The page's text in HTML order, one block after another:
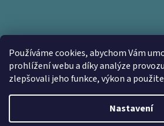
Používáme cookies, abychom Vám
prohlížení webu a díky analýze
zlepšovali jeho funkce, výkon a
Nastavení
Podpořte s námi přírodu a
Ukliďme Česko. Nevyhazujte
nám je na prodejnu https://